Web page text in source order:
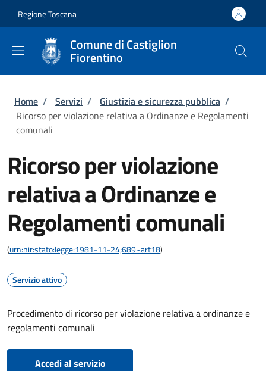
Regione Toscana
Comune di Castiglion
Fiorentino
Briciole di pane
Home / Servizi / Giustizia e sicurezza pubblica /
Ricorso per violazione relativa a Ordinanze e Regolamenti
comunali
Ricorso per violazione
relativa a Ordinanze e
Regolamenti comunali
(urn:nir:stato:legge:1981-11-24;689~art18)
Servizio attivo
Procedimento di ricorso per violazione relativa a ordinanze e
regolamenti comunali
Accedi al servizio